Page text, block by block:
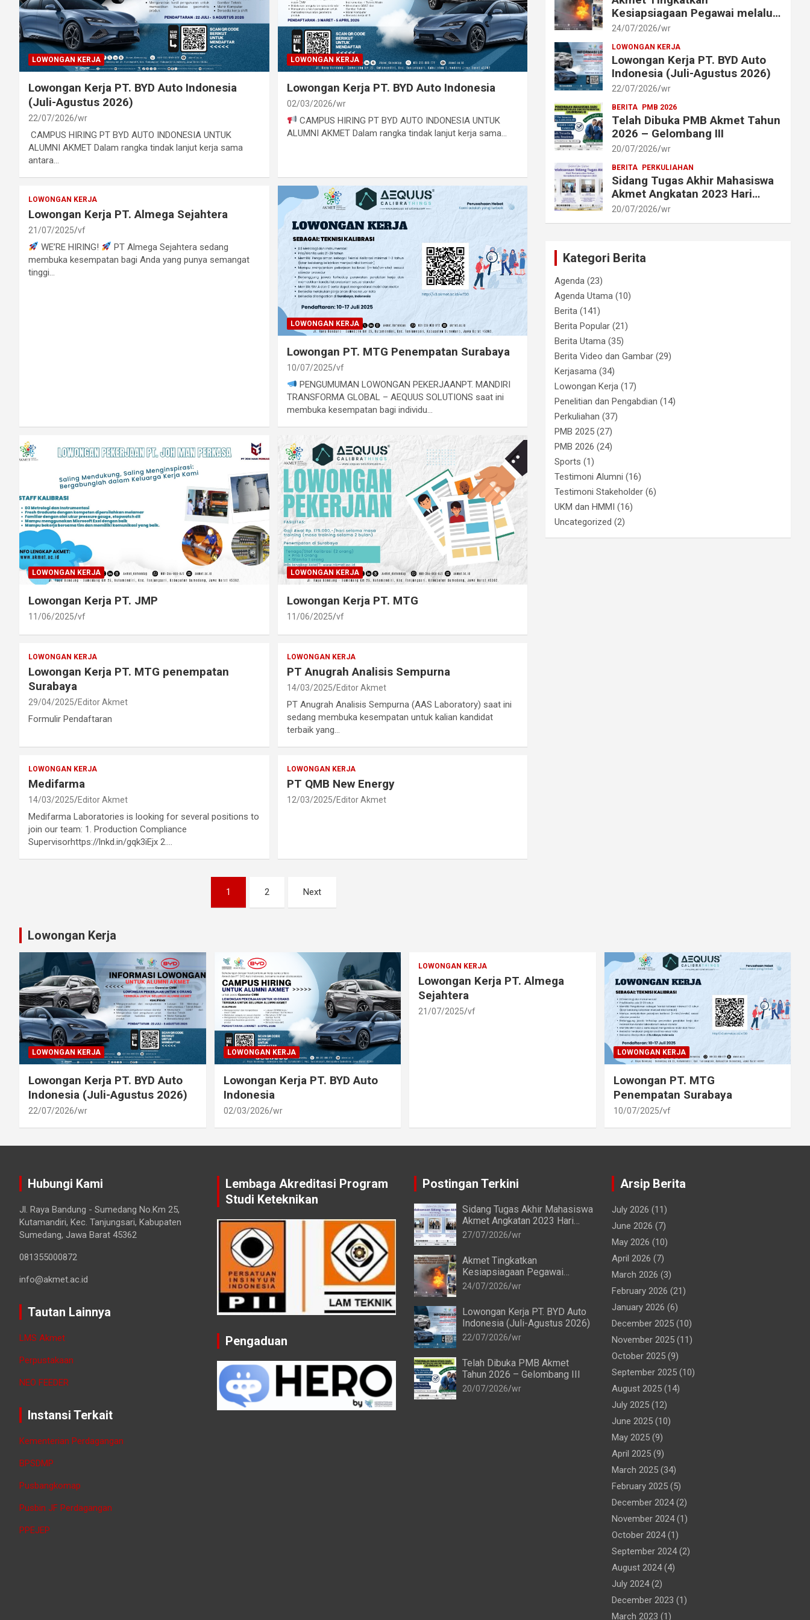
LOWONGAN KERJA
Lowongan Kerja PT. BYD Auto Indonesia
(Juli-Agustus 2026)
22/07/2026 wr
CAMPUS HIRING PT BYD AUTO INDONESIA UNTUK
ALUMNI AKMET Dalam rangka tindak lanjut kerja sama
antara…
LOWONGAN KERJA
Lowongan Kerja PT. BYD Auto Indonesia
02/03/2026 wr
CAMPUS HIRING PT BYD AUTO INDONESIA UNTUK
ALUMNI AKMET Dalam rangka tindak lanjut kerja sama…
LOWONGAN KERJA
Lowongan Kerja PT. Almega Sejahtera
21/07/2025 vf
WE’RE HIRING!
PT Almega Sejahtera sedang
membuka kesempatan bagi Anda yang punya semangat
tinggi…
LOWONGAN KERJA
Lowongan PT. MTG Penempatan Surabaya
10/07/2025 vf
PENGUMUMAN LOWONGAN PEKERJAANPT. MANDIRI
TRANSFORMA GLOBAL – AEQUUS SOLUTIONS saat ini
membuka kesempatan bagi individu…
LOWONGAN KERJA
Lowongan Kerja PT. JMP
11/06/2025 vf
LOWONGAN KERJA
Lowongan Kerja PT. MTG
11/06/2025 vf
LOWONGAN KERJA
Lowongan Kerja PT. MTG penempatan
Surabaya
29/04/2025 Editor Akmet
Formulir Pendaftaran
LOWONGAN KERJA
PT Anugrah Analisis Sempurna
14/03/2025 Editor Akmet
PT Anugrah Analisis Sempurna (AAS Laboratory) saat ini
sedang membuka kesempatan untuk kalian kandidat
terbaik yang…
LOWONGAN KERJA
Medifarma
14/03/2025 Editor Akmet
Medifarma Laboratories is looking for several positions to
join our team: 1. Production Compliance
Supervisorhttps://lnkd.in/gqk3iEjx 2.…
LOWONGAN KERJA
PT QMB New Energy
12/03/2025 Editor Akmet
1 2 Next
Kesiapsiagaan Pegawai melalui
Simulasi Penggunaan Alat
24/07/2026 wr
LOWONGAN KERJA
Lowongan Kerja PT. BYD Auto
Indonesia (Juli-Agustus 2026)
22/07/2026 wr
BERITA PMB 2026
Telah Dibuka PMB Akmet Tahun
2026 – Gelombang III
20/07/2026 wr
BERITA PERKULIAHAN
Sidang Tugas Akhir Mahasiswa
Akmet Angkatan 2023 Hari
Pertama dan Kedua
Berlangsung Lancar
20/07/2026 wr
Kategori Berita
Agenda (23)
Agenda Utama (10)
Berita (141)
Berita Popular (21)
Berita Utama (35)
Berita Video dan Gambar (29)
Kerjasama (34)
Lowongan Kerja (17)
Penelitian dan Pengabdian (14)
Perkuliahan (37)
PMB 2025 (27)
PMB 2026 (24)
Sports (1)
Testimoni Alumni (16)
Testimoni Stakeholder (6)
UKM dan HMMI (16)
Uncategorized (2)
Lowongan Kerja
LOWONGAN KERJA
Lowongan Kerja PT. BYD Auto
Indonesia (Juli-Agustus 2026)
22/07/2026 wr
LOWONGAN KERJA
Lowongan Kerja PT. BYD Auto
Indonesia
02/03/2026 wr
LOWONGAN KERJA
Lowongan Kerja PT. Almega
Sejahtera
21/07/2025 vf
LOWONGAN KERJA
Lowongan PT. MTG
Penempatan Surabaya
10/07/2025 vf
Hubungi Kami
Jl. Raya Bandung - Sumedang No.Km 25,
Kutamandiri, Kec. Tanjungsari, Kabupaten
Sumedang, Jawa Barat 45362
081355000872
info@akmet.ac.id
Tautan Lainnya
LMS Akmet
Perpustakaan
NEO FEEDER
Instansi Terkait
Kementerian Perdagangan
BPSDMP
Pusbangkomap
Pusbin JF Perdagangan
PPEJEP
Lembaga Akreditasi Program
Studi Keteknikan
Pengaduan
Postingan Terkini
Sidang Tugas Akhir Mahasiswa
Akmet Angkatan 2023 Hari
Ketiga Berlangsung Lancar
27/07/2026 wr
Akmet Tingkatkan
Kesiapsiagaan Pegawai
melalui Simulasi Penggunaan
(APAR)
24/07/2026 wr
Lowongan Kerja PT. BYD Auto
Indonesia (Juli-Agustus 2026)
22/07/2026 wr
Telah Dibuka PMB Akmet
Tahun 2026 – Gelombang III
20/07/2026 wr
Arsip Berita
July 2026 (11)
June 2026 (7)
May 2026 (10)
April 2026 (7)
March 2026 (3)
February 2026 (21)
January 2026 (6)
December 2025(10)
November 2025(11)
October 2025(9)
September 2025(10)
August 2025(14)
July 2025(12)
June 2025(10)
May 2025(9)
April 2025(9)
March 2025(34)
February 2025(5)
December 2024(2)
November 2024(1)
October 2024(1)
September 2024(2)
August 2024(4)
July 2024(2)
December 2023 (1)
March 2023 (1)